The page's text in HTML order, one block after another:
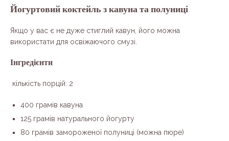
Йогуртовий коктейль з кавуна та полуниці
Якщо у вас є не дуже стиглий кавун, його можна
використати для освіжаючого смузі.
Інгредієнти
кількість порцій: 2
400 грамів кавуна
125 грамів натурального йогурту
80 грамів замороженої полуниці (можна пюре)